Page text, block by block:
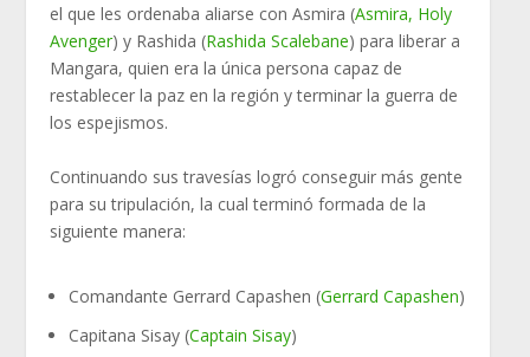
el que les ordenaba aliarse con Asmira (Asmira, Holy
Avenger) y Rashida (Rashida Scalebane) para liberar a
Mangara, quien era la única persona capaz de
restablecer la paz en la región y terminar la guerra de
los espejismos.
Continuando sus travesías logró conseguir más gente
para su tripulación, la cual terminó formada de la
siguiente manera:
Comandante Gerrard Capashen (Gerrard Capashen)
Capitana Sisay (Captain Sisay)